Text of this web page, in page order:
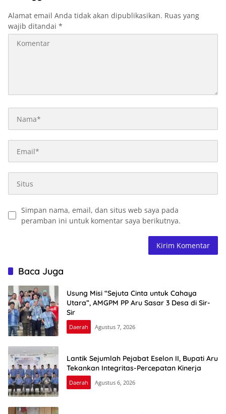
Alamat email Anda tidak akan dipublikasikan. Ruas yang
wajib ditandai *
Simpan nama, email, dan situs web saya pada
peramban ini untuk komentar saya berikutnya.
Baca Juga
Usung Misi “Sejuta Cinta untuk Cahaya
Utara”, AMGPM PP Aru Sasar 3 Desa di Sir-
Sir
Daerah Agustus 7, 2026
Lantik Sejumlah Pejabat Eselon II, Bupati Aru
Tekankan Integritas-Percepatan Kinerja
Daerah Agustus 6, 2026